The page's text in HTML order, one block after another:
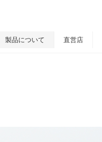
製品について 直営店